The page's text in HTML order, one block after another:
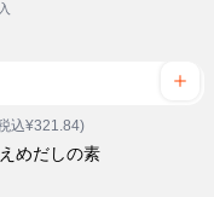
込¥321.84)
めだしの素